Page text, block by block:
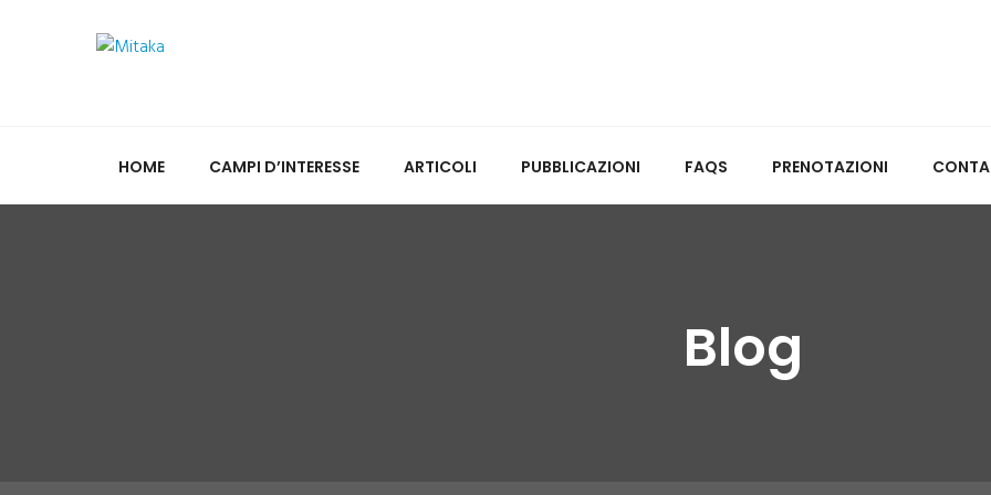
HOME CAMPI D’INTERESSE ARTICOLI PUBBLICAZIONI FAQS PRENOTAZIONI
Blog